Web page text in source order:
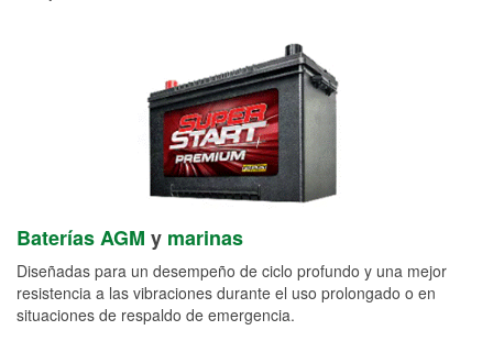
Baterías AGM y marinas
Diseñadas para un desempeño de ciclo profundo y una mejor
resistencia a las vibraciones durante el uso prolongado o en
situaciones de respaldo de emergencia.